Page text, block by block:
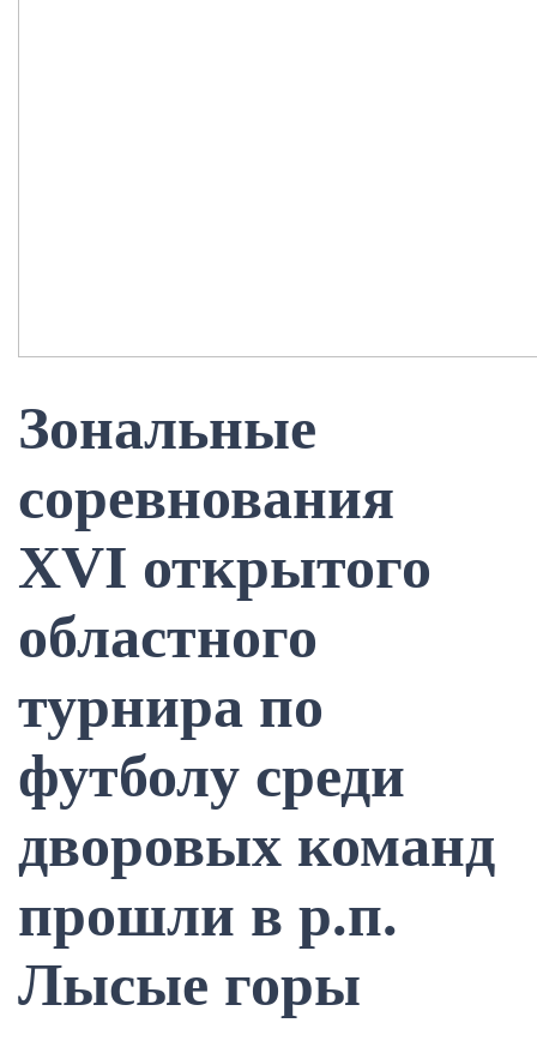
Зональные
соревнования
XVI открытого
областного
турнира по
футболу среди
дворовых команд
прошли в р.п.
Лысые горы